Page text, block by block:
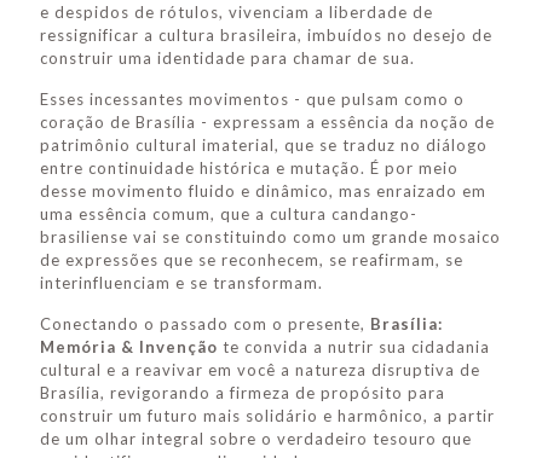
e despidos de rótulos, vivenciam a liberdade de
ressignificar a cultura brasileira, imbuídos no desejo de
construir uma identidade para chamar de sua.
Esses incessantes movimentos - que pulsam como o
coração de Brasília - expressam a essência da noção de
patrimônio cultural imaterial, que se traduz no diálogo
entre continuidade histórica e mutação. É por meio
desse movimento fluido e dinâmico, mas enraizado em
uma essência comum, que a cultura candango-
brasiliense vai se constituindo como um grande mosaico
de expressões que se reconhecem, se reafirmam, se
interinfluenciam e se transformam.
Conectando o passado com o presente, Brasília:
Memória & Invenção te convida a nutrir sua cidadania
cultural e a reavivar em você a natureza disruptiva de
Brasília, revigorando a firmeza de propósito para
construir um futuro mais solidário e harmônico, a partir
de um olhar integral sobre o verdadeiro tesouro que